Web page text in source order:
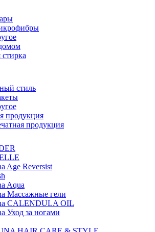
стиль
продукция
продукция
Age Reversist
Aqua
Массажные гели
CALENDULA OIL
Уход за ногами